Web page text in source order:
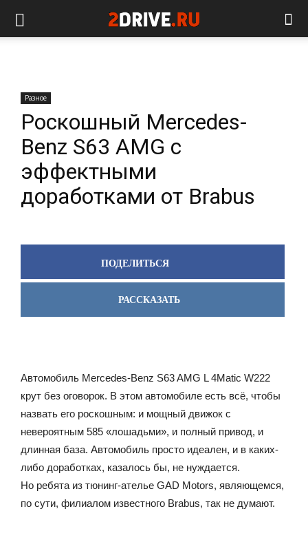
Разное
Роскошный Mercedes-
Benz S63 AMG с
эффектными
доработками от Brabus
ПОДЕЛИТЬСЯ
РАССКАЗАТЬ
Автомобиль Mercedes-Benz S63 AMG L 4Matic W222
крут без оговорок. В этом автомобиле есть всё, чтобы
назвать его роскошным: и мощный движок с
невероятным 585 «лошадьми», и полный привод, и
длинная база. Автомобиль просто идеален, и в каких-
либо доработках, казалось бы, не нуждается.
Но ребята из тюнинг-ателье GAD Motors, являющемся,
по сути, филиалом известного Brabus, так не думают.